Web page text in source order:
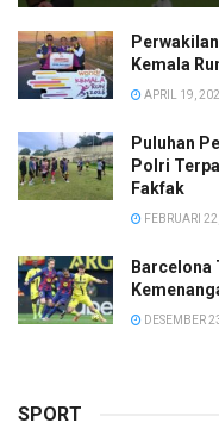
Kemala
APRIL 19,
Puluhan
Polri
Fakfak
FEBRUARI
Barcelona
DESEMBER
SPORT